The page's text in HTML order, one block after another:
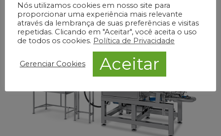
Nós utilizamos cookies em nosso site para
proporcionar uma experiência mais relevante
através da lembrança de suas preferências e visitas
repetidas. Clicando em "Aceitar", você aceita o uso
de todos os cookies. Política de Privacidade
Gerenciar Cookies Aceitar